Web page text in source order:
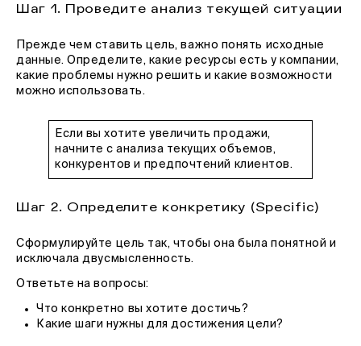
Шаг 1. Проведите анализ текущей ситуации
Прежде чем ставить цель, важно понять исходные
данные. Определите, какие ресурсы есть у компании,
какие проблемы нужно решить и какие возможности
можно использовать.
Если вы хотите увеличить продажи,
начните с анализа текущих объемов,
конкурентов и предпочтений клиентов.
Шаг 2. Определите конкретику (Specific)
Сформулируйте цель так, чтобы она была понятной и
исключала двусмысленность.
Ответьте на вопросы:
Что конкретно вы хотите достичь?
Какие шаги нужны для достижения цели?